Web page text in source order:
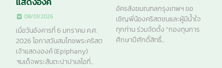
08/01/2026
เมื่อวันอังคารที่ 6 มกราคม ค.ศ.
2026 โอกาสวันสมโภชพระคริสต
เจ้าแสดงองค์ (Epiphany)
สมเด็จพระสันตะปาปาเลโอที่...
อัครสังฆมณฑลกรุงเทพฯ ขอ
เชิญพี่น้องคริสตชนและผู้มีน้ำใจ
ทุกท่าน ร่วมจัดตั้ง “กองทุนการ
ศึกษาปีศักดิ์สิทธิ์...